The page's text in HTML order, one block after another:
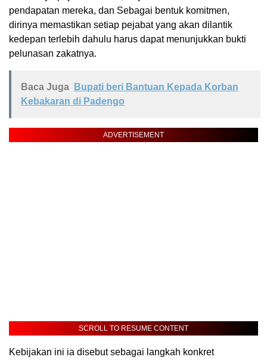
pendapatan mereka, dan Sebagai bentuk komitmen,
dirinya memastikan setiap pejabat yang akan dilantik
kedepan terlebih dahulu harus dapat menunjukkan bukti
pelunasan zakatnya.
Baca Juga
Bupati beri Bantuan Kepada Korban
Kebakaran di Padengo
ADVERTISEMENT
SCROLL TO RESUME CONTENT
Kebijakan ini ia disebut sebagai langkah konkret